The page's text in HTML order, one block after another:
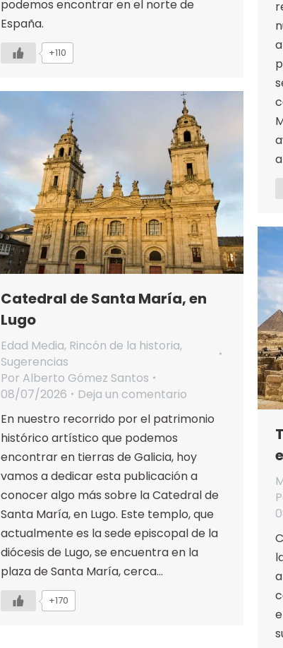
podemos encontrar en el norte de
España.
+110
Catedral de Santa María, en
Lugo
Edad Media, Rincón de la historia,
Sugerencias
Por Alberto Gómez Santos
08/07/2026
Deja un comentario
En nuestro recorrido por el patrimonio
histórico artístico que podemos
encontrar en tierras de Galicia, hoy
vamos a dedicar esta publicación a
conocer algo más sobre la Catedral de
Santa María, en Lugo. Este templo, que
actualmente es la sede episcopal de la
diócesis de Lugo, se encuentra en la
plaza de Santa María, cerca…
+170